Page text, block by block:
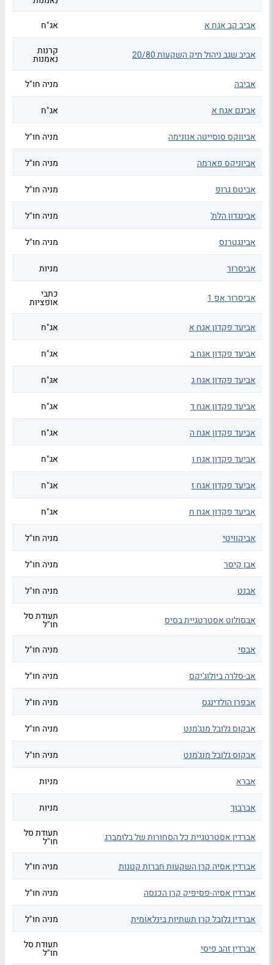
אביב קב אגח א
אג"ח
אביב שגב ניהול תיק השקעות 20/80 קרנות
נאמנות
אביבה
מניה חו"ל
אביגם אגח א אג"ח
אביווקס סוסייטה אנונימה מניה חו"ל
אביוניקס פארמה מניה חו"ל
אביטס גרופ מניה חו"ל
אבינגדון הלת' מניה חו"ל
אבינגטרנס מניה חו"ל
אביסרור מניות
אביסרור אפ 1 כתבי
אופציות
אביעד פקדון אגח א
אג"ח
אביעד פקדון אגח ב אג"ח
אביעד פקדון אגח ג אג"ח
אביעד פקדון אגח ד אג"ח
אביעד פקדון אגח ה אג"ח
אביעד פקדון אגח ו אג"ח
אביעד פקדון אגח ז אג"ח
אביעד פקדון אגח ח אג"ח
אביקוויטי מניה חו"ל
אבן קיסר מניה חו"ל
אבנט מניה חו"ל
אבסולוט אסטרטגיית בסיס תעודת סל
חו"ל
אבסי
מניה חו"ל
אב-סלרה ביולוג'יקס מניה חו"ל
אבפרו הולדינגס מניה חו"ל
אבקוס גלובל מנג'מנט מניה חו"ל
אבקוס גלובל מנג'מנט מניה חו"ל
אברא מניות
אברבוך מניות
אברדין אסטרטגיית כל הסחורות של בלומברג תעודת סל
חו"ל
אברדין אסיה קרן השקעות חברות קטנות
מניה חו"ל
אברדין אסיה-פסיפיק קרן הכנסה מניה חו"ל
אברדין גלובל קרן תשתיות בינלאומית מניה חו"ל
אברדין זהב פיסי תעודת סל
חו"ל